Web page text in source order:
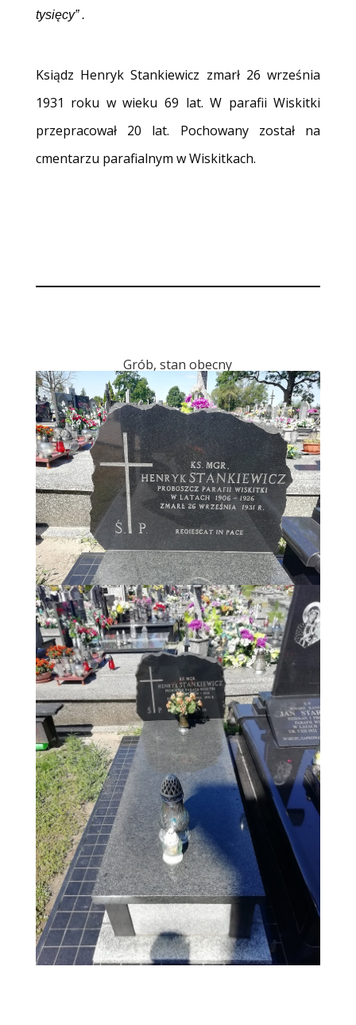
tysięcy” .
Ksiądz Henryk Stankiewicz zmarł 26 września
1931 roku w wieku 69 lat. W parafii Wiskitki
przepracował 20 lat. Pochowany został na
cmentarzu parafialnym w Wiskitkach.
Grób, stan obecny